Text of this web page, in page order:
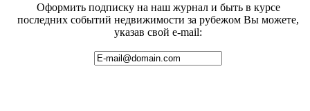
Оформить подписку на наш журнал и быть в курсе
последних событий недвижимости за рубежом Вы можете,
указав свой e-mail: